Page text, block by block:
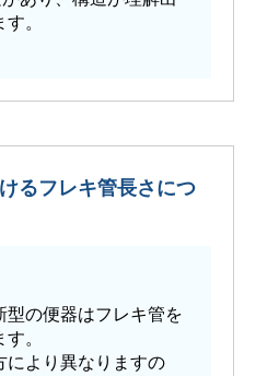
。
るフレキ管長さにつ
型の便器はフレキ管を
。
により異なりますの